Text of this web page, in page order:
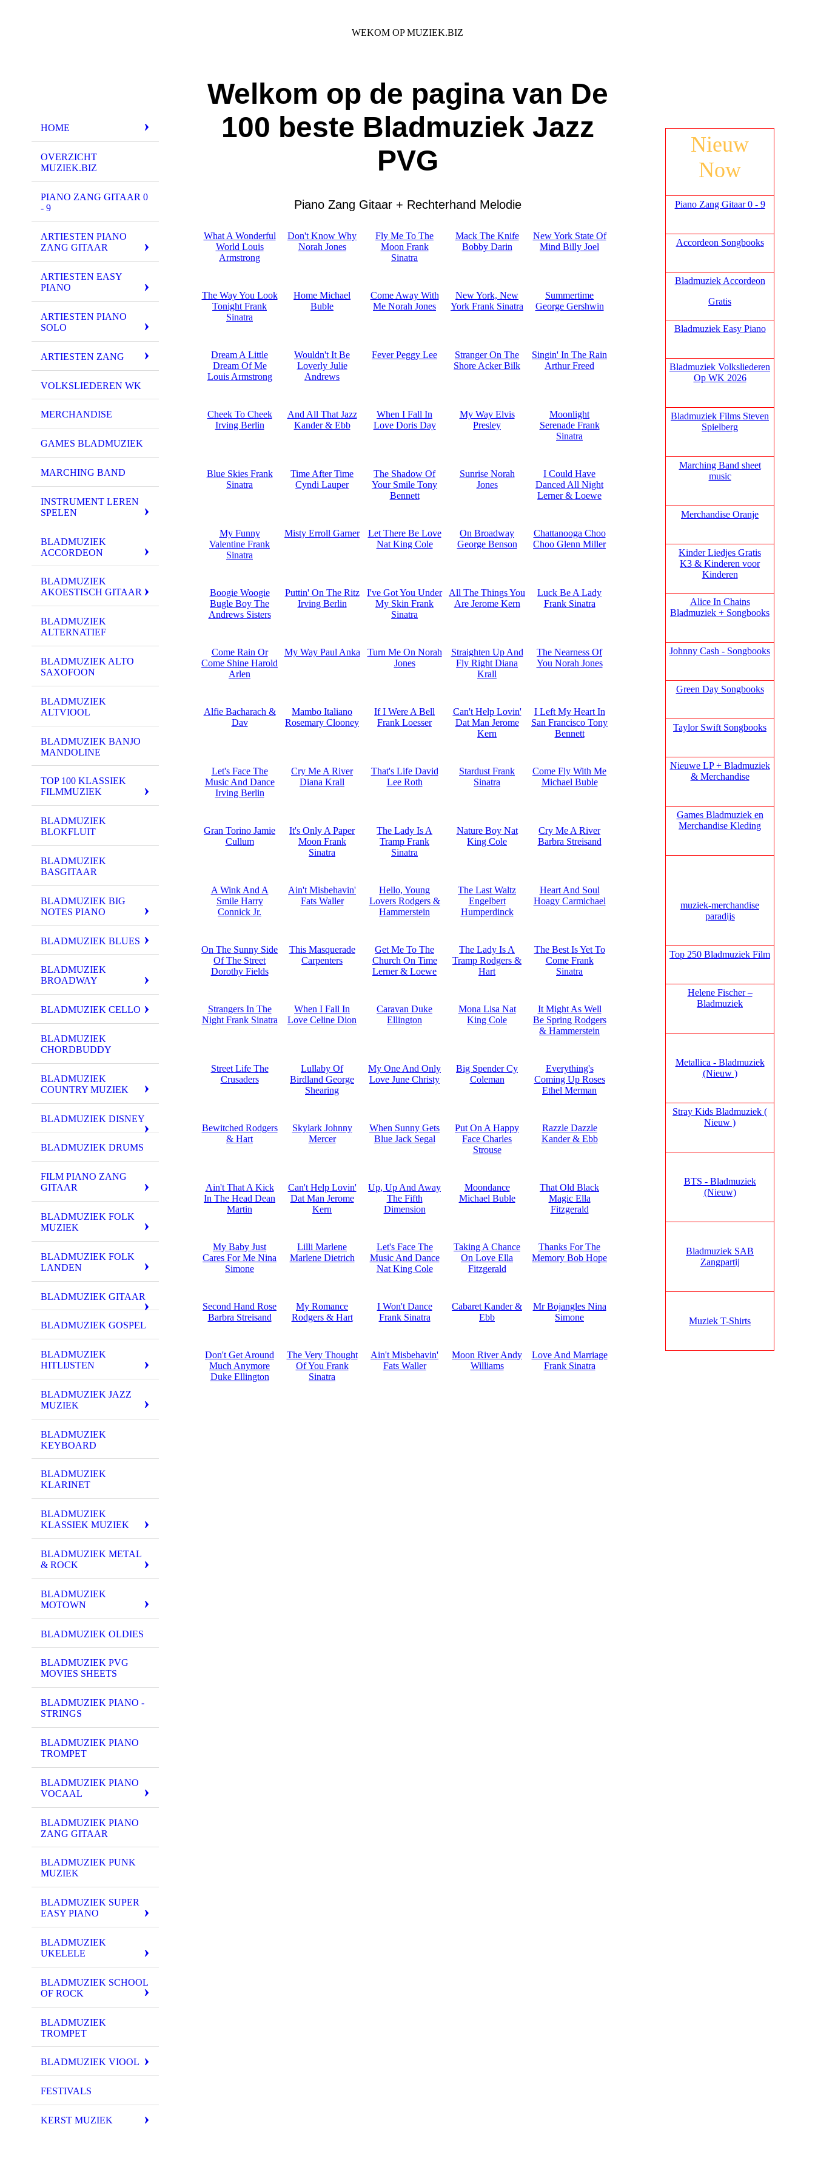
HOME
OVERZICHT
MUZIEK.BIZ
PIANO ZANG GITAAR 0
- 9
ARTIESTEN PIANO
ZANG GITAAR
ARTIESTEN EASY
PIANO
ARTIESTEN PIANO
SOLO
ARTIESTEN ZANG
VOLKSLIEDEREN WK
MERCHANDISE
GAMES BLADMUZIEK
MARCHING BAND
INSTRUMENT LEREN
SPELEN
BLADMUZIEK
ACCORDEON
BLADMUZIEK
AKOESTISCH GITAAR
BLADMUZIEK
ALTERNATIEF
BLADMUZIEK ALTO
SAXOFOON
BLADMUZIEK
ALTVIOOL
BLADMUZIEK BANJO
MANDOLINE
TOP 100 KLASSIEK
FILMMUZIEK
BLADMUZIEK
BLOKFLUIT
BLADMUZIEK
BASGITAAR
BLADMUZIEK BIG
NOTES PIANO
BLADMUZIEK BLUES
BLADMUZIEK
BROADWAY
BLADMUZIEK CELLO
BLADMUZIEK
CHORDBUDDY
BLADMUZIEK
COUNTRY MUZIEK
BLADMUZIEK DISNEY
BLADMUZIEK DRUMS
FILM PIANO ZANG
GITAAR
BLADMUZIEK FOLK
MUZIEK
BLADMUZIEK FOLK
LANDEN
BLADMUZIEK GITAAR
BLADMUZIEK GOSPEL
BLADMUZIEK
HITLIJSTEN
BLADMUZIEK JAZZ
MUZIEK
BLADMUZIEK
KEYBOARD
BLADMUZIEK
KLARINET
BLADMUZIEK
KLASSIEK MUZIEK
BLADMUZIEK METAL
& ROCK
BLADMUZIEK
MOTOWN
BLADMUZIEK OLDIES
BLADMUZIEK PVG
MOVIES SHEETS
BLADMUZIEK PIANO -
STRINGS
BLADMUZIEK PIANO
TROMPET
BLADMUZIEK PIANO
VOCAAL
BLADMUZIEK PIANO
ZANG GITAAR
BLADMUZIEK PUNK
MUZIEK
BLADMUZIEK SUPER
EASY PIANO
BLADMUZIEK
UKELELE
BLADMUZIEK SCHOOL
OF ROCK
BLADMUZIEK
TROMPET
BLADMUZIEK VIOOL
FESTIVALS
KERST MUZIEK
WEKOM OP MUZIEK.BIZ
Welkom op de pagina van De
100 beste Bladmuziek Jazz
PVG
Piano Zang Gitaar + Rechterhand Melodie
What A Wonderful
World Louis
Armstrong
Don't Know Why
Norah Jones
Fly Me To The
Moon Frank
Sinatra
Mack The Knife
Bobby Darin
New York State Of
Mind Billy Joel
The Way You Look
Tonight Frank
Sinatra
Home Michael
Buble
Come Away With
Me Norah Jones
New York, New
York Frank Sinatra
Summertime
George Gershwin
Dream A Little
Dream Of Me
Louis Armstrong
Wouldn't It Be
Loverly Julie
Andrews
Fever Peggy Lee
Stranger On The
Shore Acker Bilk
Singin' In The Rain
Arthur Freed
Cheek To Cheek
Irving Berlin
And All That Jazz
Kander & Ebb
When I Fall In
Love Doris Day
My Way Elvis
Presley
Moonlight
Serenade Frank
Sinatra
Blue Skies Frank
Sinatra
Time After Time
Cyndi Lauper
The Shadow Of
Your Smile Tony
Bennett
Sunrise Norah
Jones
I Could Have
Danced All Night
Lerner & Loewe
My Funny
Valentine Frank
Sinatra
Misty Erroll Garner
Let There Be Love
Nat King Cole
On Broadway
George Benson
Chattanooga Choo
Choo Glenn Miller
Boogie Woogie
Bugle Boy The
Andrews Sisters
Puttin' On The Ritz
Irving Berlin
I've Got You Under
My Skin Frank
Sinatra
All The Things You
Are Jerome Kern
Luck Be A Lady
Frank Sinatra
Come Rain Or
Come Shine Harold
Arlen
My Way Paul Anka
Turn Me On Norah
Jones
Straighten Up And
Fly Right Diana
Krall
The Nearness Of
You Norah Jones
Alfie Bacharach &
Dav
Mambo Italiano
Rosemary Clooney
If I Were A Bell
Frank Loesser
Can't Help Lovin'
Dat Man Jerome
Kern
I Left My Heart In
San Francisco Tony
Bennett
Let's Face The
Music And Dance
Irving Berlin
Cry Me A River
Diana Krall
That's Life David
Lee Roth
Stardust Frank
Sinatra
Come Fly With Me
Michael Buble
Gran Torino Jamie
Cullum
It's Only A Paper
Moon Frank
Sinatra
The Lady Is A
Tramp Frank
Sinatra
Nature Boy Nat
King Cole
Cry Me A River
Barbra Streisand
A Wink And A
Smile Harry
Connick Jr.
Ain't Misbehavin'
Fats Waller
Hello, Young
Lovers Rodgers &
Hammerstein
The Last Waltz
Engelbert
Humperdinck
Heart And Soul
Hoagy Carmichael
On The Sunny Side
Of The Street
Dorothy Fields
This Masquerade
Carpenters
Get Me To The
Church On Time
Lerner & Loewe
The Lady Is A
Tramp Rodgers &
Hart
The Best Is Yet To
Come Frank
Sinatra
Strangers In The
Night Frank Sinatra
When I Fall In
Love Celine Dion
Caravan Duke
Ellington
Mona Lisa Nat
King Cole
It Might As Well
Be Spring Rodgers
& Hammerstein
Street Life The
Crusaders
Lullaby Of
Birdland George
Shearing
My One And Only
Love June Christy
Big Spender Cy
Coleman
Everything's
Coming Up Roses
Ethel Merman
Bewitched Rodgers
& Hart
Skylark Johnny
Mercer
When Sunny Gets
Blue Jack Segal
Put On A Happy
Face Charles
Strouse
Razzle Dazzle
Kander & Ebb
Ain't That A Kick
In The Head Dean
Martin
Can't Help Lovin'
Dat Man Jerome
Kern
Up, Up And Away
The Fifth
Dimension
Moondance
Michael Buble
That Old Black
Magic Ella
Fitzgerald
My Baby Just
Cares For Me Nina
Simone
Lilli Marlene
Marlene Dietrich
Let's Face The
Music And Dance
Nat King Cole
Taking A Chance
On Love Ella
Fitzgerald
Thanks For The
Memory Bob Hope
Second Hand Rose
Barbra Streisand
My Romance
Rodgers & Hart
I Won't Dance
Frank Sinatra
Cabaret Kander &
Ebb
Mr Bojangles Nina
Simone
Don't Get Around
Much Anymore
Duke Ellington
The Very Thought
Of You Frank
Sinatra
Ain't Misbehavin'
Fats Waller
Moon River Andy
Williams
Love And Marriage
Frank Sinatra
Nieuw
Now
Piano Zang Gitaar 0 - 9
Accordeon Songbooks
Bladmuziek Accordeon
Gratis
Bladmuziek Easy Piano
Bladmuziek Volksliederen
Op WK 2026
Bladmuziek Films Steven
Spielberg
Marching Band sheet
music
Merchandise Oranje
Kinder Liedjes Gratis
K3 & Kinderen voor
Kinderen
Alice In Chains
Bladmuziek + Songbooks
Johnny Cash - Songbooks
Green Day Songbooks
Taylor Swift Songbooks
Nieuwe LP + Bladmuziek
& Merchandise
Games Bladmuziek en
Merchandise Kleding
muziek‑merchandise
paradijs
Top 250 Bladmuziek Film
Helene Fischer –
Bladmuziek
Metallica - Bladmuziek
(Nieuw )
Stray Kids Bladmuziek (
Nieuw )
BTS - Bladmuziek
(Nieuw)
Bladmuziek SAB
Zangpartij
Muziek T-Shirts